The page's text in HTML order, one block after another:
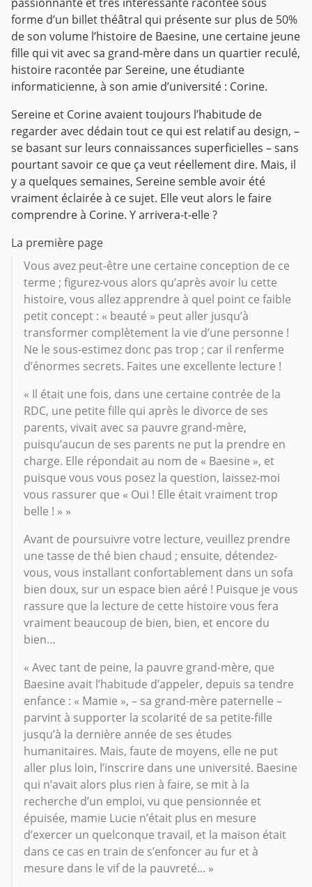
forme d’un billet théâtral qui présente sur plus de 50%
de son volume l’histoire de Baesine, une certaine jeune
fille qui vit avec sa grand-mère dans un quartier reculé,
histoire racontée par Sereine, une étudiante
informaticienne, à son amie d’université : Corine.
Sereine et Corine avaient toujours l’habitude de
regarder avec dédain tout ce qui est relatif au design, –
se basant sur leurs connaissances superficielles – sans
pourtant savoir ce que ça veut réellement dire. Mais, il
y a quelques semaines, Sereine semble avoir été
vraiment éclairée à ce sujet. Elle veut alors le faire
comprendre à Corine. Y arrivera-t-elle ?
La première page
Vous avez peut-être une certaine conception de ce
terme ; figurez-vous alors qu’après avoir lu cette
histoire, vous allez apprendre à quel point ce faible
petit concept : « beauté » peut aller jusqu’à
transformer complètement la vie d’une personne !
Ne le sous-estimez donc pas trop ; car il renferme
d’énormes secrets. Faites une excellente lecture !
« Il était une fois, dans une certaine contrée de la
RDC, une petite fille qui après le divorce de ses
parents, vivait avec sa pauvre grand-mère,
puisqu’aucun de ses parents ne put la prendre en
charge. Elle répondait au nom de « Baesine », et
puisque vous vous posez la question, laissez-moi
vous rassurer que « Oui ! Elle était vraiment trop
belle ! » »
Avant de poursuivre votre lecture, veuillez prendre
une tasse de thé bien chaud ; ensuite, détendez-
vous, vous installant confortablement dans un sofa
bien doux, sur un espace bien aéré ! Puisque je vous
rassure que la lecture de cette histoire vous fera
vraiment beaucoup de bien, bien, et encore du
bien…
« Avec tant de peine, la pauvre grand-mère, que
Baesine avait l’habitude d’appeler, depuis sa tendre
enfance : « Mamie », – sa grand-mère paternelle –
parvint à supporter la scolarité de sa petite-fille
jusqu’à la dernière année de ses études
humanitaires. Mais, faute de moyens, elle ne put
aller plus loin, l’inscrire dans une université. Baesine
qui n’avait alors plus rien à faire, se mit à la
recherche d’un emploi, vu que pensionnée et
épuisée, mamie Lucie n’était plus en mesure
d’exercer un quelconque travail, et la maison était
dans ce cas en train de s’enfoncer au fur et à
mesure dans le vif de la pauvreté... »